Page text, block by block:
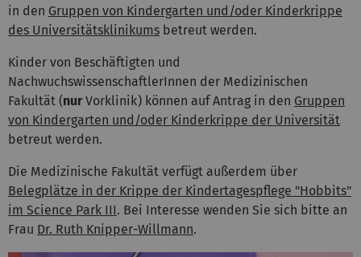
in den Gruppen von Kindergarten und/oder Kinderkrippe
des Universitätsklinikums betreut werden.
Kinder von Beschäftigten und
NachwuchswissenschaftlerInnen der Medizinischen
Fakultät (nurVorklinik) können auf Antrag in den Gruppen
von Kindergarten und/oder Kinderkrippe der Universität
betreut werden.
Die Medizinische Fakultät verfügt außerdem über
Belegplätze in der Krippe der Kindertagespflege "Hobbits"
im Science Park III. Bei Interesse wenden Sie sich bitte an
Frau Dr. Ruth Knipper-Willmann.